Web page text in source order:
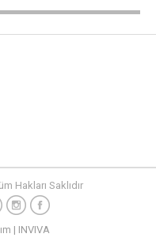
Hakları Saklıdır
| INVIVA